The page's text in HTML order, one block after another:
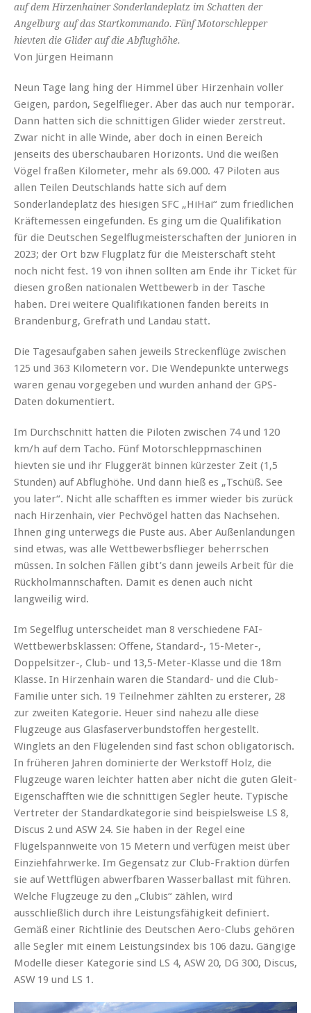
auf dem Hirzenhainer Sonderlandeplatz im Schatten der
Angelburg auf das Startkommando. Fünf Motorschlepper
hievten die Glider auf die Abflughöhe.
Von Jürgen Heimann
Neun Tage lang hing der Himmel über Hirzenhain voller
Geigen, pardon, Segelflieger. Aber das auch nur temporär.
Dann hatten sich die schnittigen Glider wieder zerstreut.
Zwar nicht in alle Winde, aber doch in einen Bereich
jenseits des überschaubaren Horizonts. Und die weißen
Vögel fraßen Kilometer, mehr als 69.000. 47 Piloten aus
allen Teilen Deutschlands hatte sich auf dem
Sonderlandeplatz des hiesigen SFC „HiHai“ zum friedlichen
Kräftemessen eingefunden. Es ging um die Qualifikation
für die Deutschen Segelflugmeisterschaften der Junioren in
2023; der Ort bzw Flugplatz für die Meisterschaft steht
noch nicht fest. 19 von ihnen sollten am Ende ihr Ticket für
diesen großen nationalen Wettbewerb in der Tasche
haben. Drei weitere Qualifikationen fanden bereits in
Brandenburg, Grefrath und Landau statt.
Die Tagesaufgaben sahen jeweils Streckenflüge zwischen
125 und 363 Kilometern vor. Die Wendepunkte unterwegs
waren genau vorgegeben und wurden anhand der GPS-
Daten dokumentiert.
Im Durchschnitt hatten die Piloten zwischen 74 und 120
km/h auf dem Tacho. Fünf Motorschleppmaschinen
hievten sie und ihr Fluggerät binnen kürzester Zeit (1,5
Stunden) auf Abflughöhe. Und dann hieß es „Tschüß. See
you later“. Nicht alle schafften es immer wieder bis zurück
nach Hirzenhain, vier Pechvögel hatten das Nachsehen.
Ihnen ging unterwegs die Puste aus. Aber Außenlandungen
sind etwas, was alle Wettbewerbsflieger beherrschen
müssen. In solchen Fällen gibt’s dann jeweils Arbeit für die
Rückholmannschaften. Damit es denen auch nicht
langweilig wird.
Im Segelflug unterscheidet man 8 verschiedene FAI-
Wettbewerbsklassen: Offene, Standard-, 15-Meter-,
Doppelsitzer-, Club- und 13,5-Meter-Klasse und die 18m
Klasse. In Hirzenhain waren die Standard- und die Club-
Familie unter sich. 19 Teilnehmer zählten zu ersterer, 28
zur zweiten Kategorie. Heuer sind nahezu alle diese
Flugzeuge aus Glasfaserverbundstoffen hergestellt.
Winglets an den Flügelenden sind fast schon obligatorisch.
In früheren Jahren dominierte der Werkstoff Holz, die
Flugzeuge waren leichter hatten aber nicht die guten Gleit-
Eigenschafften wie die schnittigen Segler heute. Typische
Vertreter der Standardkategorie sind beispielsweise LS 8,
Discus 2 und ASW 24. Sie haben in der Regel eine
Flügelspannweite von 15 Metern und verfügen meist über
Einziehfahrwerke. Im Gegensatz zur Club-Fraktion dürfen
sie auf Wettflügen abwerfbaren Wasserballast mit führen.
Welche Flugzeuge zu den „Clubis“ zählen, wird
ausschließlich durch ihre Leistungsfähigkeit definiert.
Gemäß einer Richtlinie des Deutschen Aero-Clubs gehören
alle Segler mit einem Leistungsindex bis 106 dazu. Gängige
Modelle dieser Kategorie sind LS 4, ASW 20, DG 300, Discus,
ASW 19 und LS 1.